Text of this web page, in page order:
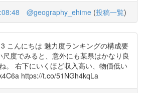
@geography_ehime (投稿一覧)
こんにちは 魅力度ランキングの構成要
度でみると、意外にも某県はかなり良
。 右下にいくほど収入高い、物価低い
https://t.co/51NGh4kqLa